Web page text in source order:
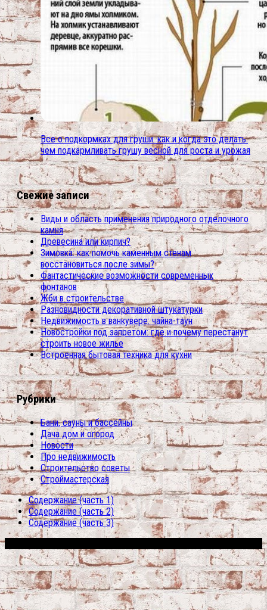
Все о подкормках для груши: как и когда это делать.
чем подкармливать грушу весной для роста и урожая
Свежие записи
Виды и область применения природного отделочного
камня
Древесина или кирпич?
Зимовка: как помочь каменным стенам
восстановиться после зимы?
Фантастические возможности современных
фонтанов
Жби в строительстве
Разновидности декоративной штукатурки
Недвижимость в ванкувере: чайна-таун
Новостройки под запретом: где и почему перестанут
строить новое жилье
Встроенная бытовая техника для кухни
Рубрики
Бани, сауны и бассейны
Дача дом и огород
Новости
Про недвижимость
Строительство советы
Строймастерская
Содержание (часть 1)
Содержание (часть 2)
Содержание (часть 3)